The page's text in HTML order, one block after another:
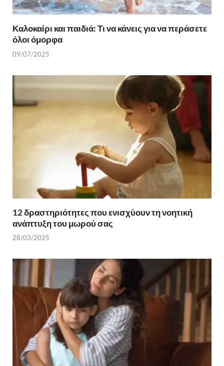
Καλοκαίρι και παιδιά: Τι να κάνεις για να περάσετε
όλοι όμορφα
09/07/2025
12 δραστηριότητες που ενισχύουν τη νοητική
ανάπτυξη του μωρού σας
28/03/2025